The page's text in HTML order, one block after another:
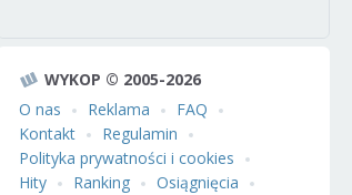
WYKOP © 2005-2026
O nas
Reklama
FAQ
Kontakt
Regulamin
Polityka prywatności i cookies
Hity
Ranking
Osiągnięcia